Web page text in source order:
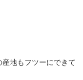
地もフツーにできて